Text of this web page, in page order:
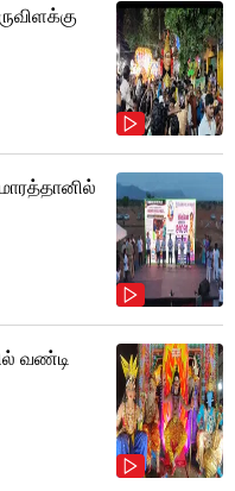
வண்டி